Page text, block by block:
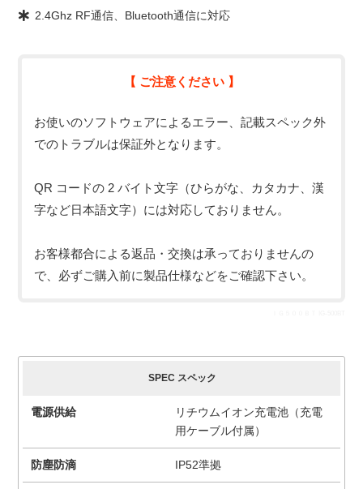
2.4Ghz RF通信、Bluetooth通信に対応
【 ご注意ください 】
お使いのソフトウェアによるエラー、記載スペック外
でのトラブルは保証外となります。
QR コードの 2 バイト文字（ひらがな、カタカナ、漢
字など日本語文字）には対応しておりません。
お客様都合による返品・交換は承っておりませんの
で、必ずご購入前に製品仕様などをご確認下さい。
SPEC スペック
電源供給
リチウムイオン充電池（充電
用ケーブル付属）
防塵防滴 IP52準拠